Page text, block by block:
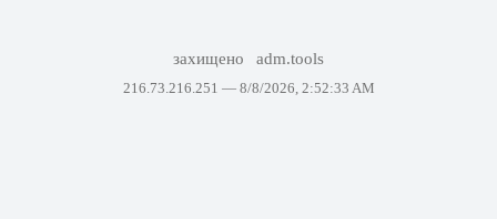
захищено adm.tools
216.73.216.251 — 8/8/2026, 2:52:33 AM